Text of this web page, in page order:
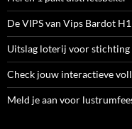
De VIPS van Vips Bardot
Uitslag loterij voor stichting
Check jouw interactieve
Meld je aan voor